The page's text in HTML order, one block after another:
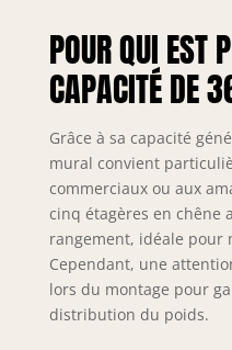
POUR QUI EST
CAPACITÉ DE
Grâce à sa capacité
mural convient
commerciaux ou aux
cinq étagères en chêne
rangement, idéale pour
Cependant, une
lors du montage pour
distribution du poids.